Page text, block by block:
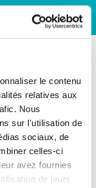
le contenu
relatives aux
Nous
sur l'utilisation de
sociaux, de
celles-ci
avez fournies
de leurs